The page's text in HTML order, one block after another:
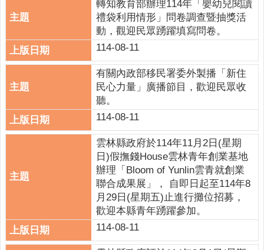
結
雲
林
縣
戶
入
口
資
權
保
護
轉知教育部辦理114年「嬰幼兒閱讀
禮袋利用情形」問卷調查暨抽獎活
動，觀迎民眾踴躍填寫問卷。
114-08-11
有關內政部移民署委外製播「新住
民心力量」廣播節目，歡迎民眾收
聽。
114-08-11
雲林縣政府於114年11月2日(星期
日)假撫錢House雲林青年創業基地
辦理「Bloom of Yunlin雲青就創業
聯合成果展」， 自即日起至114年8
月29日(星期五)止進行攤位招募，
歡迎本縣青年踴躍參加。
114-08-11